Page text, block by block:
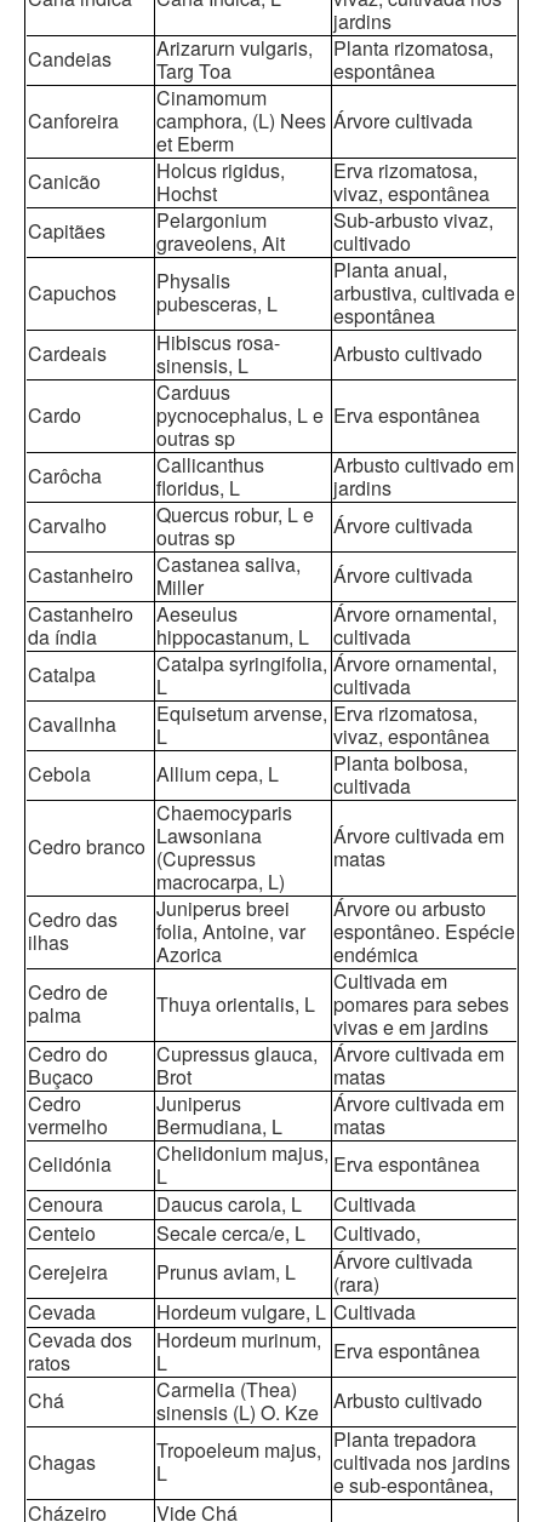
jardins
Candeias
Arizarurn vulgaris,
Targ Toa
Planta rizomatosa,
espontânea
Canforeira
Cinamomum
camphora, (L) Nees
et Eberm
Árvore cultivada
Canicão
Holcus rigidus,
Hochst
Erva rizomatosa,
vivaz, espontânea
Capitães
Pelargonium
graveolens, Ait
Sub-arbusto vivaz,
cultivado
Capuchos
Physalis
pubesceras, L
Planta anual,
arbustiva, cultivada e
espontânea
Cardeais
Hibiscus rosa-
sinensis, L
Arbusto cultivado
Cardo
Carduus
pycnocephalus, L e
outras sp
Erva espontânea
Carôcha
Callicanthus
floridus, L
Arbusto cultivado em
jardins
Carvalho
Quercus robur, L e
outras sp
Árvore cultivada
Castanheiro
Castanea saliva,
Miller
Árvore cultivada
Castanheiro
da índia
Aeseulus
hippocastanum, L
Árvore ornamental,
cultivada
Catalpa
Catalpa syringifolia,
L
Árvore ornamental,
cultivada
Cavallnha
Equisetum arvense,
L
Erva rizomatosa,
vivaz, espontânea
Cebola
Allium cepa, L
Planta bolbosa,
cultivada
Cedro branco
Chaemocyparis
Lawsoniana
(Cupressus
macrocarpa, L)
Árvore cultivada em
matas
Cedro das
ilhas
Juniperus breei
folia, Antoine, var
Azorica
Árvore ou arbusto
espontâneo. Espécie
endémica
Cedro de
palma
Thuya orientalis, L
Cultivada em
pomares para sebes
vivas e em jardins
Cedro do
Buçaco
Cupressus glauca,
Brot
Árvore cultivada em
matas
Cedro
vermelho
Juniperus
Bermudiana, L
Árvore cultivada em
matas
Celidónia
Chelidonium majus,
L
Erva espontânea
Cenoura
Daucus carola, L
Cultivada
Centeio
Secale cerca/e, L
Cultivado,
Cerejeira
Prunus aviam, L
Árvore cultivada
(rara)
Cevada
Hordeum vulgare, L Cultivada
Cevada dos
ratos
Hordeum murinum,
L
Erva espontânea
Chá
Carmelia (Thea)
sinensis (L) O. Kze Arbusto cultivado
Chagas
Tropoeleum majus,
L
Planta trepadora
cultivada nos jardins
e sub-espontânea,
Cházeiro
Vide Chá